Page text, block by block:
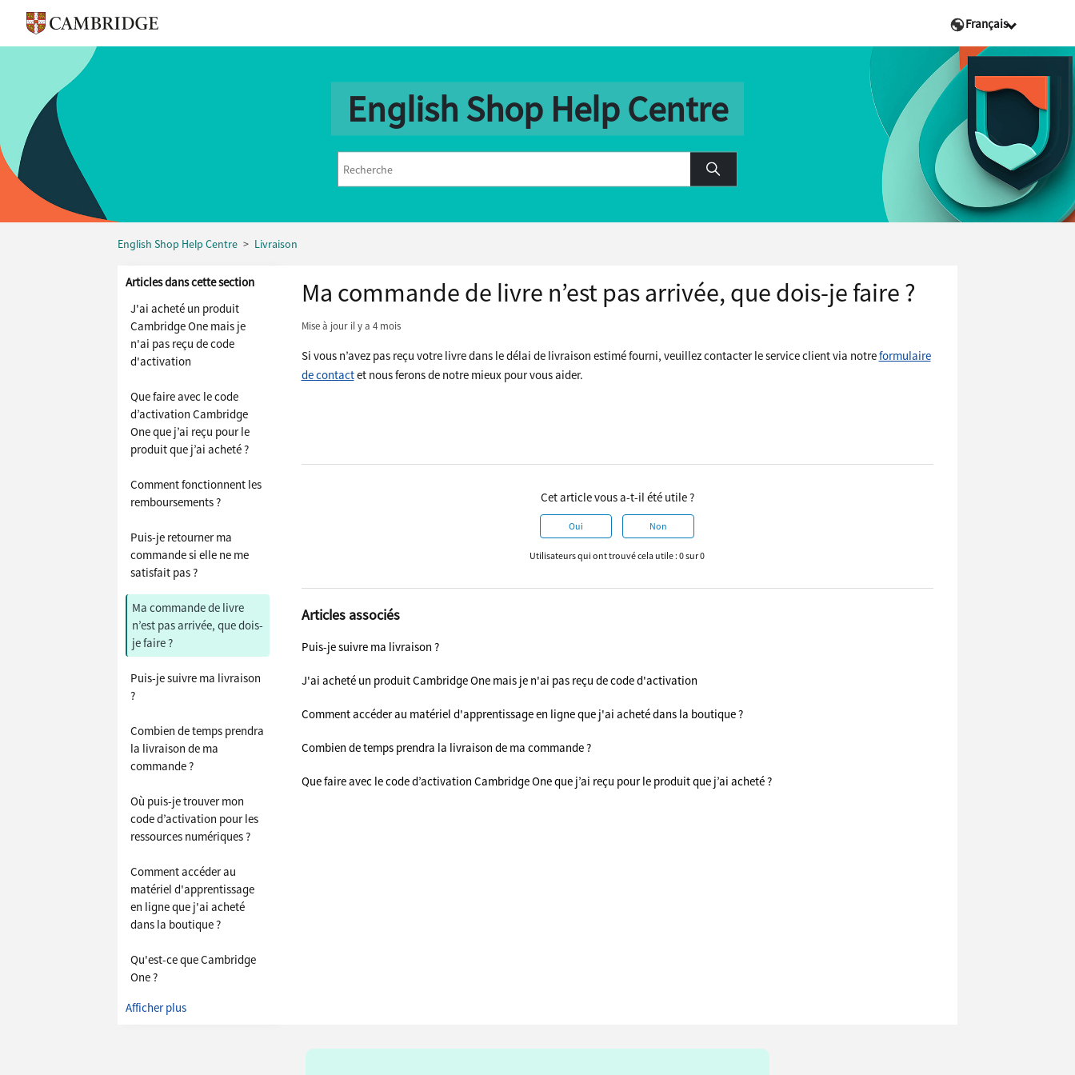
Français
English Shop Help Centre
English Shop Help Centre Livraison
Articles dans cette section
J'ai acheté un produit
Cambridge One mais je
n'ai pas reçu de code
d'activation
Que faire avec le code
d’activation Cambridge
One que j’ai reçu pour le
produit que j’ai acheté ?
Comment fonctionnent les
remboursements ?
Puis-je retourner ma
commande si elle ne me
satisfait pas ?
Ma commande de livre
n’est pas arrivée, que dois-
je faire ?
Puis-je suivre ma livraison
?
Combien de temps prendra
la livraison de ma
commande ?
Où puis-je trouver mon
code d’activation pour les
ressources numériques ?
Comment accéder au
matériel d'apprentissage
en ligne que j'ai acheté
dans la boutique ?
Qu'est-ce que Cambridge
One ?
Afficher plus
Ma commande de livre n’est pas arrivée, que dois-je faire ?
Mise à jour il y a 4 mois
Si vous n’avez pas reçu votre livre dans le délai de livraison estimé fourni, veuillez contacter le service client via notreformulaire
de contactet nous ferons de notre mieux pour vous aider.
Cet article vous a-t-il été utile ?
Oui Non
Utilisateurs qui ont trouvé cela utile : 0 sur 0
Articles associés
Puis-je suivre ma livraison ?
J'ai acheté un produit Cambridge One mais je n'ai pas reçu de code d'activation
Comment accéder au matériel d'apprentissage en ligne que j'ai acheté dans la boutique ?
Combien de temps prendra la livraison de ma commande ?
Que faire avec le code d’activation Cambridge One que j’ai reçu pour le produit que j’ai acheté ?